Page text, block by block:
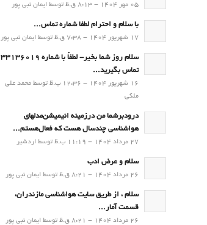
05 مهر 1404 - 8:13 ق.ظ توسط ایمان نبی پور
با سلام و احترام لطفا شماره تماس...
17 شهریور 1404 - 7:38 ق.ظ توسط ایمان نبی پور
سلام روز شما بخیر- لطفاً با شماره 33136019
تماس بگیرید...
16 شهریور 1404 - 12:36 ب.ظ توسط محمد علی
ملکی
درودبرشما من درزمینه انیمیشن‌مدلهای
هواشناسی چندسال هست که فعال‌هستم...
27 مرداد 1404 - 11:19 ب.ظ توسط اردشیر
سلام و عرض ادب
26 مرداد 1404 - 8:21 ق.ظ توسط ایمان نبی پور
سلام ، از طریق سایت هواشناسی مازندران،
قسمت آمار...
26 مرداد 1404 - 8:21 ق.ظ توسط ایمان نبی پور